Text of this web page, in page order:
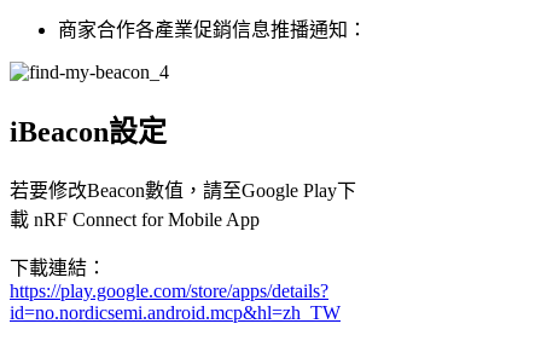
商家合作各產業促銷信息推播通知：
iBeacon設定
若要修改Beacon數值，請至Google Play下
載 nRF Connect for Mobile App
下載連結：
https://play.google.com/store/apps/details?
id=no.nordicsemi.android.mcp&hl=zh_TW